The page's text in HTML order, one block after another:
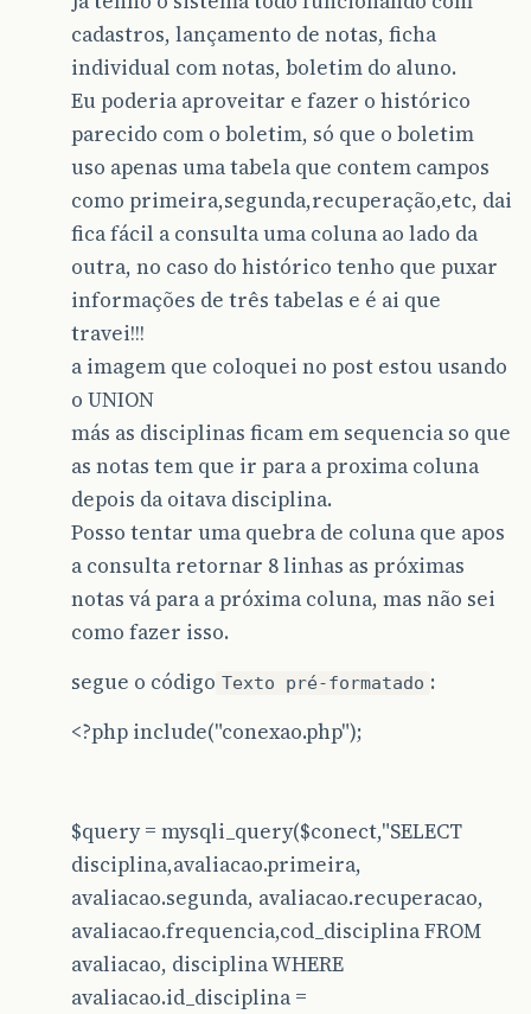
cadastros, lançamento de notas, ficha
individual com notas, boletim do aluno.
Eu poderia aproveitar e fazer o histórico
parecido com o boletim, só que o boletim
uso apenas uma tabela que contem campos
como primeira,segunda,recuperação,etc, dai
fica fácil a consulta uma coluna ao lado da
outra, no caso do histórico tenho que puxar
informações de três tabelas e é ai que
travei!!!
a imagem que coloquei no post estou usando
o UNION
más as disciplinas ficam em sequencia so que
as notas tem que ir para a proxima coluna
depois da oitava disciplina.
Posso tentar uma quebra de coluna que apos
a consulta retornar 8 linhas as próximas
notas vá para a próxima coluna, mas não sei
como fazer isso.
segue o código Texto pré-formatado :
<?php include("conexao.php");
$query = mysqli_query($conect,"SELECT
disciplina,avaliacao.primeira,
avaliacao.segunda, avaliacao.recuperacao,
avaliacao.frequencia,cod_disciplina FROM
avaliacao, disciplina WHERE
avaliacao.id_disciplina =